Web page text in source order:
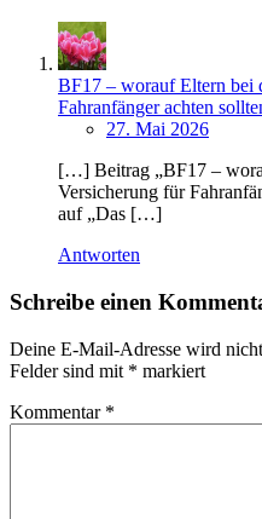
BF17 – worauf Eltern bei
Fahranfänger achten
27. Mai 2026
[…] Beitrag „BF17 –
Versicherung für
auf „Das […]
Antworten
Schreibe einen
Deine E-Mail-Adresse wird
Felder sind mit * markiert
Kommentar *